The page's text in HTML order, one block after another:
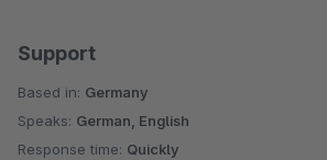
Support
Based in: Germany
Speaks: German, English
Response time: Quickly